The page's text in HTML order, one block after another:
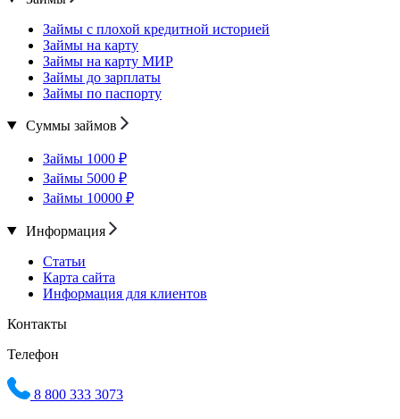
Займы с плохой кредитной историей
Займы на карту
Займы на карту МИР
Займы до зарплаты
Займы по паспорту
Суммы займов
Займы 1000 ₽
Займы 5000 ₽
Займы 10000 ₽
Информация
Статьи
Карта сайта
Информация для клиентов
Контакты
Телефон
8 800 333 3073